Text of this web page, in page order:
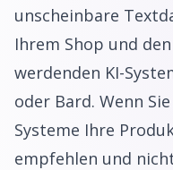
unscheinbare
Ihrem Shop und
werdenden KI-
oder Bard. Wenn
Systeme Ihre
empfehlen und